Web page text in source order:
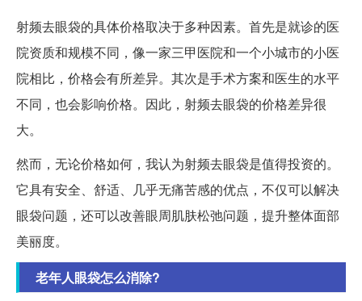
射频去眼袋的具体价格取决于多种因素。首先是就诊的医
院资质和规模不同，像一家三甲医院和一个小城市的小医
院相比，价格会有所差异。其次是手术方案和医生的水平
不同，也会影响价格。因此，射频去眼袋的价格差异很
大。
然而，无论价格如何，我认为射频去眼袋是值得投资的。
它具有安全、舒适、几乎无痛苦感的优点，不仅可以解决
眼袋问题，还可以改善眼周肌肤松弛问题，提升整体面部
美丽度。
老年人眼袋怎么消除?